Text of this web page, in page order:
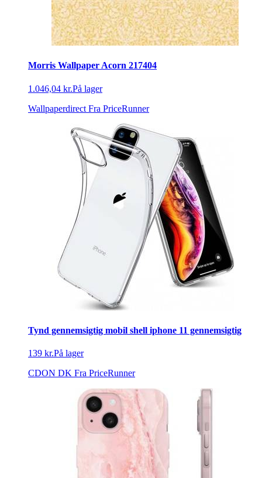
Morris Wallpaper Acorn 217404
1.046,04 kr.På lager
Wallpaperdirect Fra PriceRunner
Tynd gennemsigtig mobil shell iphone 11 gennemsigtig
139 kr.På lager
CDON DK Fra PriceRunner